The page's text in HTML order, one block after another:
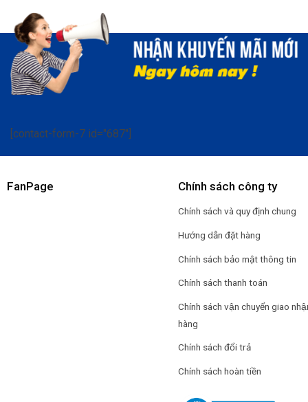
[contact-form-7 id="687"]
FanPage Chính sách công ty
Chính sách và quy định chung
Hướng dẫn đặt hàng
Chính sách bảo mật thông tin
Chính sách thanh toán
Chính sách vận chuyển giao
hàng
Chính sách đổi trả
Chính sách hoàn tiền